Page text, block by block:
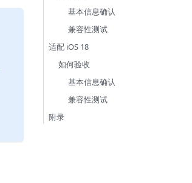
基本信息确认
兼容性测试
适配 iOS 18
如何验收
基本信息确认
兼容性测试
附录